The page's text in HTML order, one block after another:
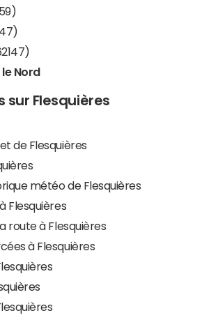
Nord
sur Flesquières
de Flesquières
météo de Flesquières
Flesquières
route à Flesquières
à Flesquières